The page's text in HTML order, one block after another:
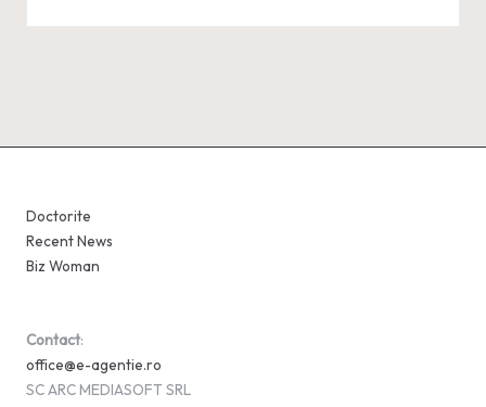
Doctorite
Recent News
Biz Woman
Contact:
office@e-agentie.ro
SC ARC MEDIASOFT SRL